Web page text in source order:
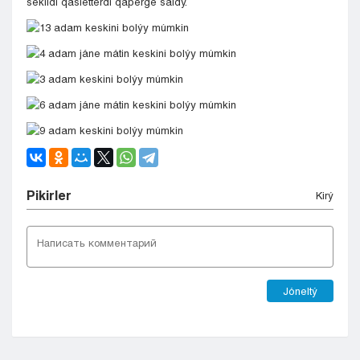
Pіkіrler Kіrý
Jóneltý